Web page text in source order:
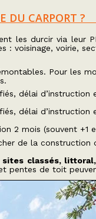
DU CARPORT ?
les durcir via leur
: voisinage, voirie,
Pour les
délai d’instruction
délai d’instruction
2 mois (souvent +1
de la construction
sites classés,
pentes de toit